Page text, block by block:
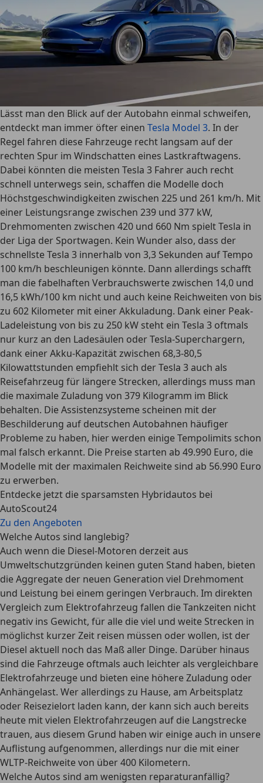
Lässt man den Blick auf der Autobahn einmal schweifen,
entdeckt man immer öfter einen Tesla Model 3. In der
Regel fahren diese Fahrzeuge recht langsam auf der
rechten Spur im Windschatten eines Lastkraftwagens.
Dabei könnten die meisten Tesla 3 Fahrer auch recht
schnell unterwegs sein, schaffen die Modelle doch
Höchstgeschwindigkeiten zwischen 225 und 261 km/h. Mit
einer Leistungsrange zwischen 239 und 377 kW,
Drehmomenten zwischen 420 und 660 Nm spielt Tesla in
der Liga der Sportwagen. Kein Wunder also, dass der
schnellsteTesla 3 innerhalb von 3,3 Sekunden auf Tempo
100 km/h beschleunigen könnte. Dann allerdings schafft
man die fabelhaften Verbrauchswerte zwischen 14,0 und
16,5 kWh/100 km nicht und auch keine Reichweiten von bis
zu 602 Kilometer mit einer Akkuladung. Dank einer Peak-
Ladeleistung von bis zu 250 kW steht ein Tesla 3 oftmals
nur kurz an den Ladesäulen oder Tesla-Superchargern,
dank einer Akku-Kapazität zwischen 68,3-80,5
Kilowattstunden empfiehlt sich der Tesla 3 auch als
Reisefahrzeug für längere Strecken, allerdings muss man
die maximale Zuladung von 379 Kilogramm im Blick
behalten. Die Assistenzsysteme scheinen mit der
Beschilderung auf deutschen Autobahnen häufiger
Probleme zu haben, hier werden einige Tempolimits schon
mal falsch erkannt. Die Preise starten ab 49.990 Euro, die
Modelle mit der maximalen Reichweite sind ab 56.990 Euro
zu erwerben.
Entdecke jetzt die sparsamsten Hybridautos bei
AutoScout24
Zu den Angeboten
Welche Autos sind langlebig?
Auch wenn die Diesel-Motoren derzeit aus
Umweltschutzgründen keinen guten Stand haben, bieten
die Aggregate der neuen Generation viel Drehmoment
und Leistung bei einem geringen Verbrauch. Im direkten
Vergleich zum Elektrofahrzeug fallen die Tankzeiten nicht
negativ ins Gewicht, für alle die viel und weite Strecken in
möglichst kurzer Zeit reisen müssen oder wollen, ist der
Diesel aktuell noch das Maß aller Dinge. Darüber hinaus
sind die Fahrzeuge oftmals auch leichter als vergleichbare
Elektrofahrzeuge und bieten eine höhere Zuladung oder
Anhängelast. Wer allerdings zu Hause, am Arbeitsplatz
oder Reisezielort laden kann, der kann sich auch bereits
heute mit vielen Elektrofahrzeugen auf die Langstrecke
trauen, aus diesem Grund haben wir einige auch in unsere
Auflistung aufgenommen, allerdings nur die mit einer
WLTP-Reichweite von über 400 Kilometern.
Welche Autos sind am wenigsten reparaturanfällig?